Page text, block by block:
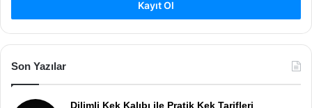
Kayıt Ol
Son Yazılar
Dilimli Kek Kalıbı ile Pratik Kek Tarifleri